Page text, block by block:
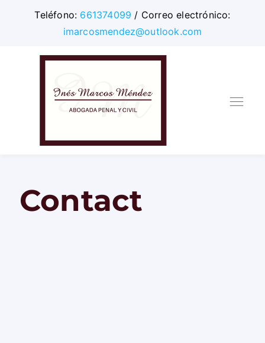
Teléfono: 661374099 / Correo electrónico:
imarcosmendez@outlook.com
Contact